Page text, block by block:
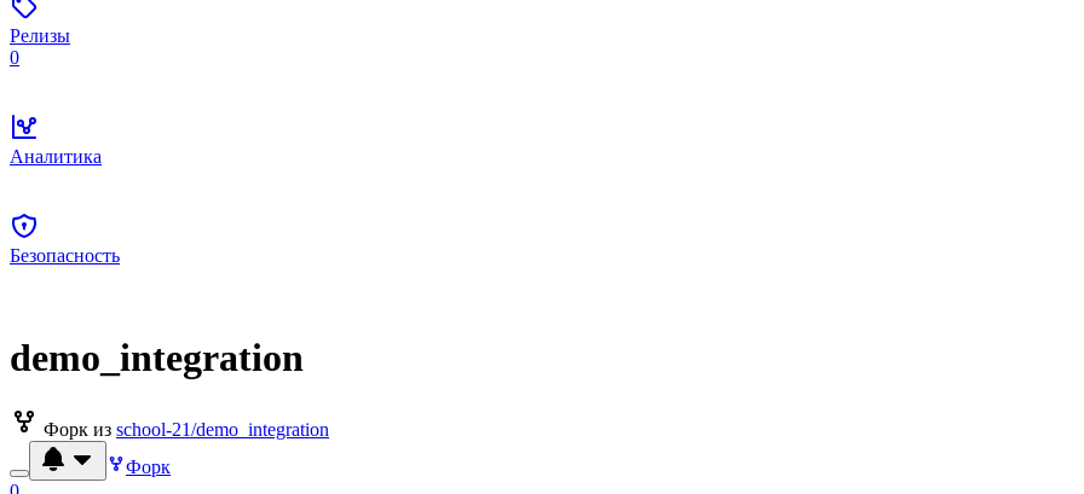
Релизы
0
Аналитика
Безопасность
demo_integration
Форк из school-21/demo_integration
Форк